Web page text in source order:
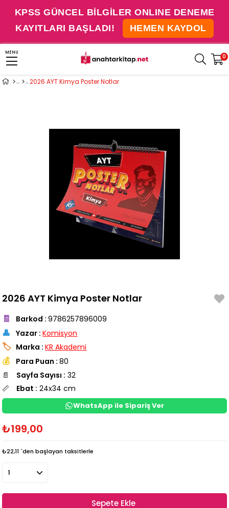
KPSS GÜNCEL BİLGİLER ONLINE DENEME
KAYITLARI BAŞLADI!
HEMEN KAYDOL
MENU 0
2026 AYT Kimya Poster Notlar
2026 AYT Kimya Poster Notlar
🧾 Barkod : 9786257896009
👤 Yazar : Komisyon
🏷️ Marka : KR Akademi
💰 Para Puan : 80
📄
Sayfa Sayısı : 32
📏
Ebat : 24x34 cm
WhatsApp ile Sipariş Ver
₺199,00
₺22,11 `den başlayan taksitlerle